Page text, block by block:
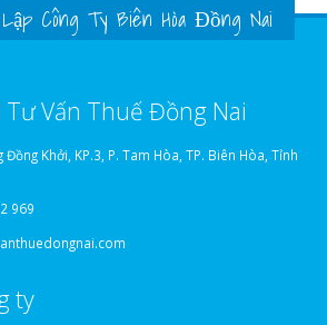
Công Ty Biên Hòa Đồng Nai
Tư Vấn Thuế Đồng Nai
Khởi, KP.3, P. Tam Hòa, TP. Biên Hòa, Tỉnh
969
ty